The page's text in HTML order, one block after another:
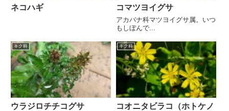
ネコハギ コマツヨイグサ
アカバナ科マツヨイグサ属。いつ
もしぼんで...
キク科
ウラジロチチコグサ
キク科
コオニタビラコ（ホトケノ